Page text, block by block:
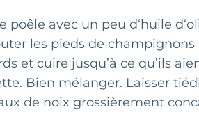
poêle avec un peu d‘huile
les pieds de
et cuire jusqu’à ce qu’ils
Bien mélanger. Laisser
de noix grossièrement